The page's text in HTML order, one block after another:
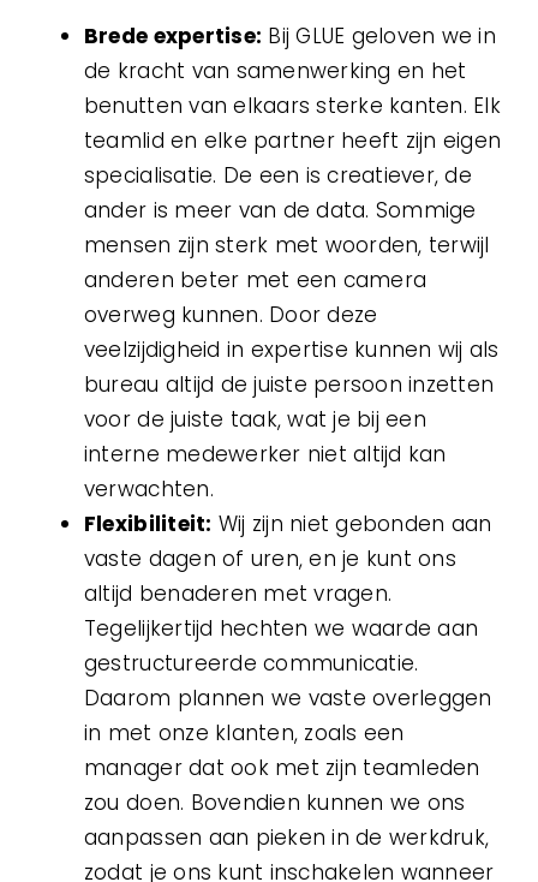
Brede expertise: Bij GLUE geloven we in
de kracht van samenwerking en het
benutten van elkaars sterke kanten. Elk
teamlid en elke partner heeft zijn eigen
specialisatie. De een is creatiever, de
ander is meer van de data. Sommige
mensen zijn sterk met woorden, terwijl
anderen beter met een camera
overweg kunnen. Door deze
veelzijdigheid in expertise kunnen wij als
bureau altijd de juiste persoon inzetten
voor de juiste taak, wat je bij een
interne medewerker niet altijd kan
verwachten.
Flexibiliteit: Wij zijn niet gebonden aan
vaste dagen of uren, en je kunt ons
altijd benaderen met vragen.
Tegelijkertijd hechten we waarde aan
gestructureerde communicatie.
Daarom plannen we vaste overleggen
in met onze klanten, zoals een
manager dat ook met zijn teamleden
zou doen. Bovendien kunnen we ons
aanpassen aan pieken in de werkdruk,
zodat je ons kunt inschakelen wanneer